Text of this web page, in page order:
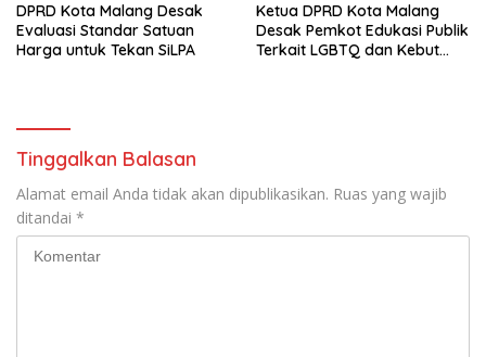
DPRD Kota Malang Desak
Evaluasi Standar Satuan
Harga untuk Tekan SiLPA
Ketua DPRD Kota Malang
Desak Pemkot Edukasi Publik
Terkait LGBTQ dan Kebut
Tinggalkan Balasan
Alamat email Anda tidak akan dipublikasikan. Ruas yang wajib
ditandai *